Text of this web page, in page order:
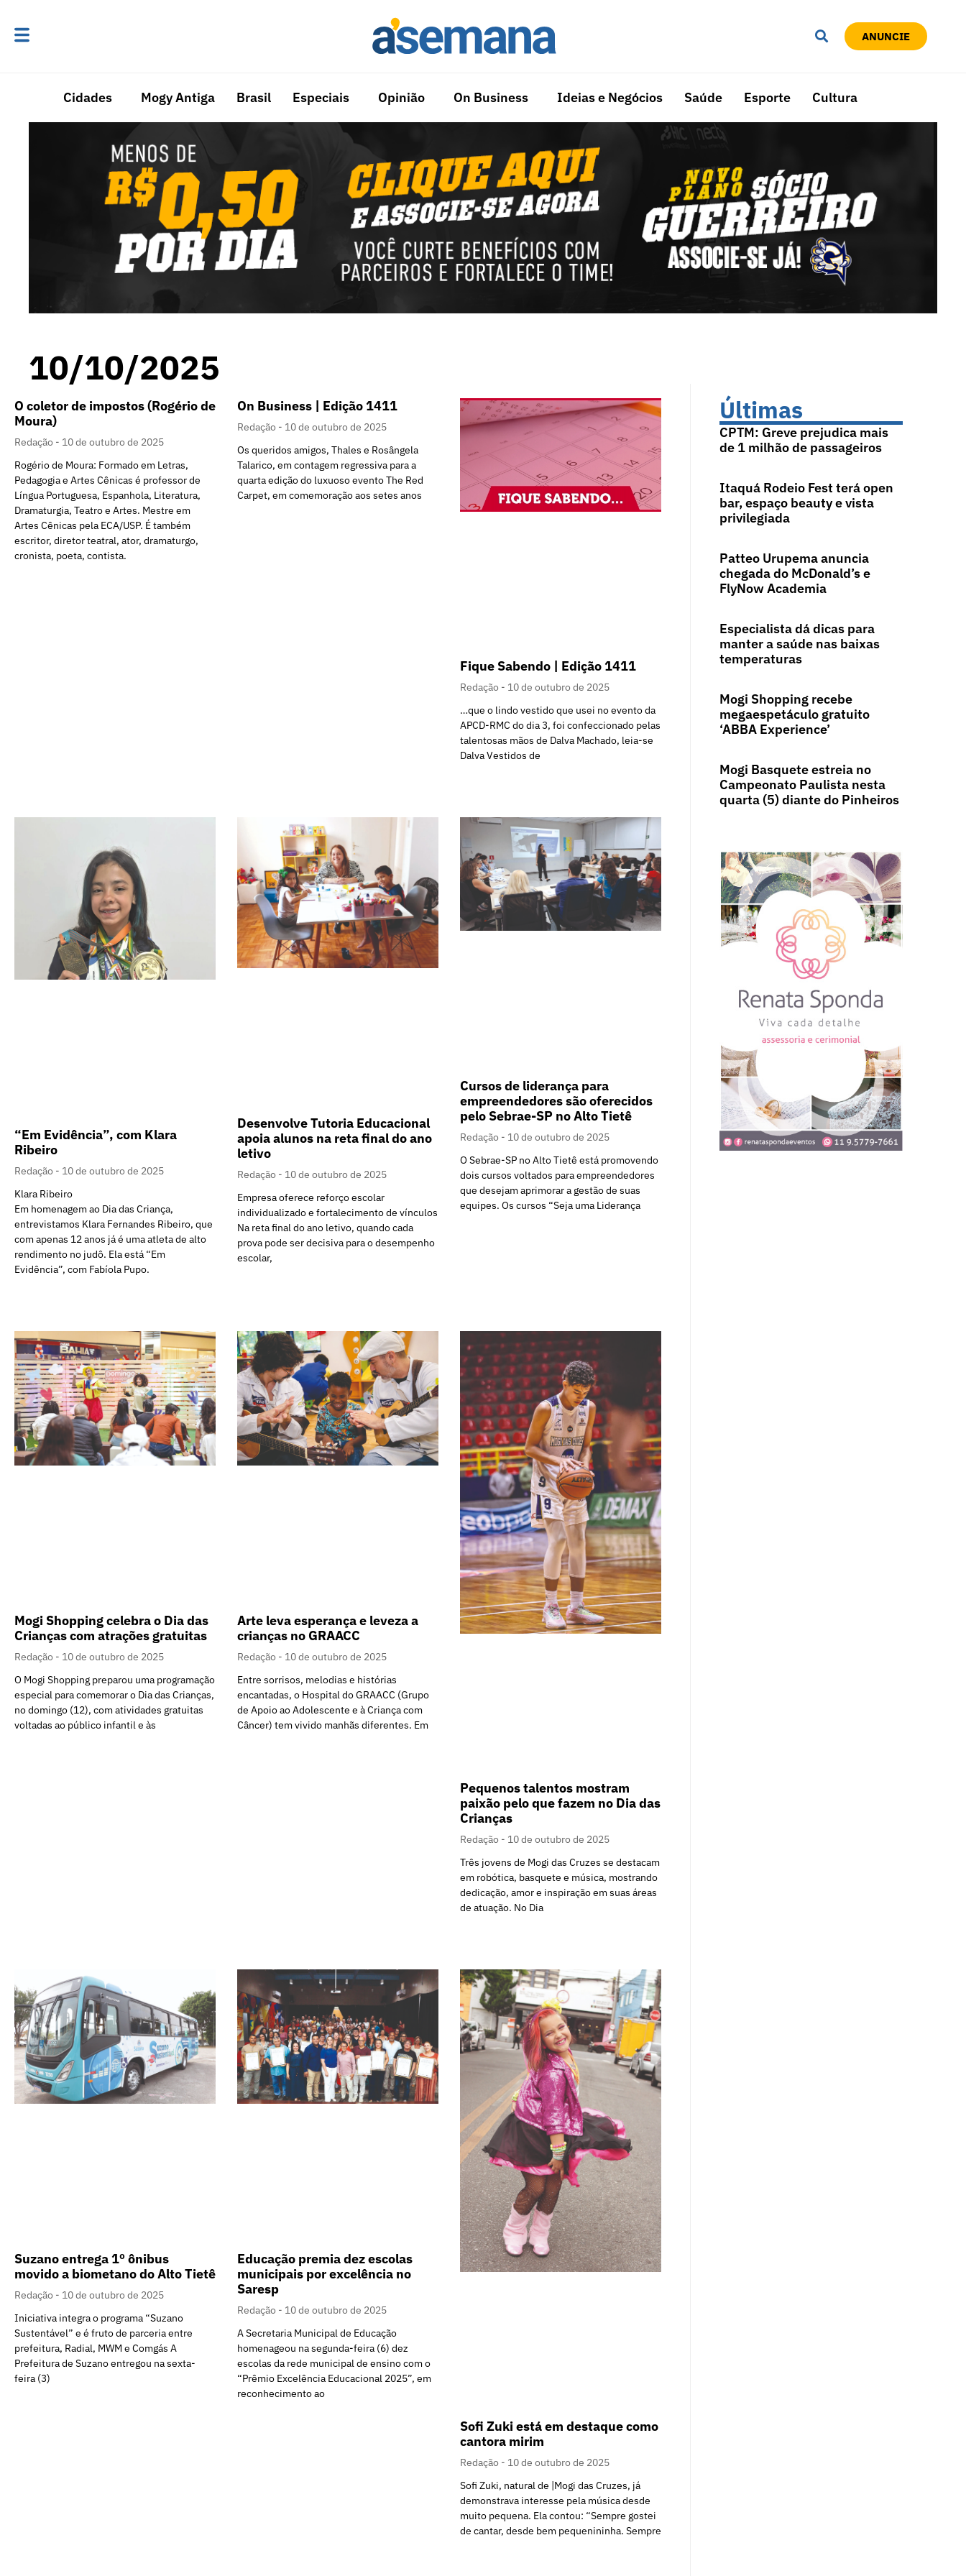
ANUNCIE
Cidades Mogy Antiga Brasil Especiais Opinião On Business Ideias e Negócios Saúde Esporte Cultura
10/10/2025
O coletor de impostos (Rogério de
Moura)
Redação
10 de outubro de 2025
Rogério de Moura: Formado em Letras,
Pedagogia e Artes Cênicas é professor de
Língua Portuguesa, Espanhola, Literatura,
Dramaturgia, Teatro e Artes. Mestre em
Artes Cênicas pela ECA/USP. É também
escritor, diretor teatral, ator, dramaturgo,
cronista, poeta, contista.
On Business | Edição 1411
Redação
10 de outubro de 2025
Os queridos amigos, Thales e Rosângela
Talarico, em contagem regressiva para a
quarta edição do luxuoso evento The Red
Carpet, em comemoração aos setes anos
Fique Sabendo | Edição 1411
Redação
10 de outubro de 2025
…que o lindo vestido que usei no evento da
APCD-RMC do dia 3, foi confeccionado pelas
talentosas mãos de Dalva Machado, leia-se
Dalva Vestidos de
“Em Evidência”, com Klara
Ribeiro
Redação
10 de outubro de 2025
Klara Ribeiro
Em homenagem ao Dia das Criança,
entrevistamos Klara Fernandes Ribeiro, que
com apenas 12 anos já é uma atleta de alto
rendimento no judô. Ela está “Em
Evidência”, com Fabíola Pupo.
Desenvolve Tutoria Educacional
apoia alunos na reta final do ano
letivo
Redação
10 de outubro de 2025
Empresa oferece reforço escolar
individualizado e fortalecimento de vínculos
Na reta final do ano letivo, quando cada
prova pode ser decisiva para o desempenho
escolar,
Cursos de liderança para
empreendedores são oferecidos
pelo Sebrae-SP no Alto Tietê
Redação
10 de outubro de 2025
O Sebrae-SP no Alto Tietê está promovendo
dois cursos voltados para empreendedores
que desejam aprimorar a gestão de suas
equipes. Os cursos “Seja uma Liderança
Mogi Shopping celebra o Dia das
Crianças com atrações gratuitas
Redação
10 de outubro de 2025
O Mogi Shopping preparou uma programação
especial para comemorar o Dia das Crianças,
no domingo (12), com atividades gratuitas
voltadas ao público infantil e às
Arte leva esperança e leveza a
crianças no GRAACC
Redação
10 de outubro de 2025
Entre sorrisos, melodias e histórias
encantadas, o Hospital do GRAACC (Grupo
de Apoio ao Adolescente e à Criança com
Câncer) tem vivido manhãs diferentes. Em
Pequenos talentos mostram
paixão pelo que fazem no Dia das
Crianças
Redação
10 de outubro de 2025
Três jovens de Mogi das Cruzes se destacam
em robótica, basquete e música, mostrando
dedicação, amor e inspiração em suas áreas
de atuação. No Dia
Suzano entrega 1º ônibus
movido a biometano do Alto Tietê
Redação
10 de outubro de 2025
Iniciativa integra o programa “Suzano
Sustentável” e é fruto de parceria entre
prefeitura, Radial, MWM e Comgás A
Prefeitura de Suzano entregou na sexta-
feira (3)
Educação premia dez escolas
municipais por excelência no
Saresp
Redação
10 de outubro de 2025
A Secretaria Municipal de Educação
homenageou na segunda-feira (6) dez
escolas da rede municipal de ensino com o
“Prêmio Excelência Educacional 2025”, em
reconhecimento ao
Sofi Zuki está em destaque como
cantora mirim
Redação
10 de outubro de 2025
Sofi Zuki, natural de |Mogi das Cruzes, já
demonstrava interesse pela música desde
muito pequena. Ela contou: “Sempre gostei
de cantar, desde bem pequenininha. Sempre
Últimas
CPTM: Greve prejudica mais
de 1 milhão de passageiros
Itaquá Rodeio Fest terá open
bar, espaço beauty e vista
privilegiada
Patteo Urupema anuncia
chegada do McDonald’s e
FlyNow Academia
Especialista dá dicas para
manter a saúde nas baixas
temperaturas
Mogi Shopping recebe
megaespetáculo gratuito
‘ABBA Experience’
Mogi Basquete estreia no
Campeonato Paulista nesta
quarta (5) diante do Pinheiros